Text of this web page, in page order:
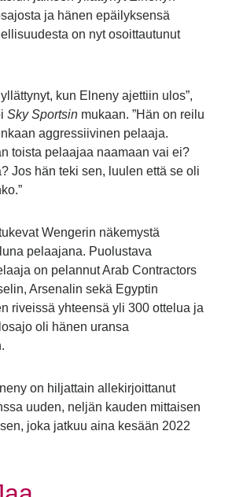
ja hänen epäilyksensä
on nyt osoittautunut
kun Elneny ajettiin ulos”,
Sky Sportsinmukaan. ”Hän on reilu
aggressiivinen pelaaja.
toista pelaajaa naamaan vai ei?
Jos hän teki sen, luulen että se oli
Wengerin näkemystä
pelaajana. Puolustava
on pelannut Arab Contractors
Arsenalin sekä Egyptin
riveissä yhteensä yli 300 ottelua ja
oli hänen uransa
on hiljattain allekirjoittanut
uuden, neljän kauden mittaisen
joka jatkuu aina kesään 2022